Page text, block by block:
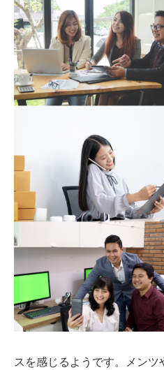
スを感じるようです。メン